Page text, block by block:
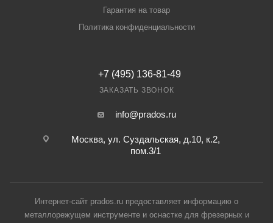
Гарантия на товар
Политика конфиденциальности
+7 (495) 136-81-49
ЗАКАЗАТЬ ЗВОНОК
info@prados.ru
Москва, ул. Суздальская, д.10, к.2,
пом.3/1
Интернет-сайт prados.ru предоставляет информацию о
металлорежущем инструменте и оснастке для фрезерных и